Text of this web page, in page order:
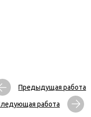
Предыдущая работа
работа